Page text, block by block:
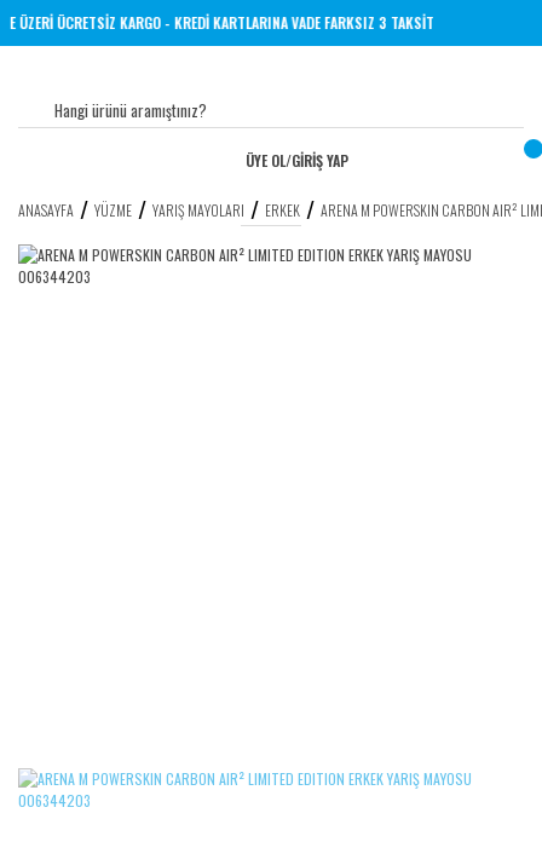
1000 TL VE ÜZERİ ÜCRETSİZ KARGO - KREDİ KARTLARINA VADE FARKSIZ 3 TAKSİT
ÜYE OL/GİRİŞ YAP
ANASAYFA YÜZME YARIŞ MAYOLARI ERKEK ARENA M POWERSKIN CARBON AIR²